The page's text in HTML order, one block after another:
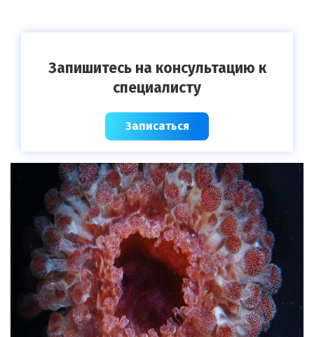
Запишитесь на консультацию к
специалисту
Записаться